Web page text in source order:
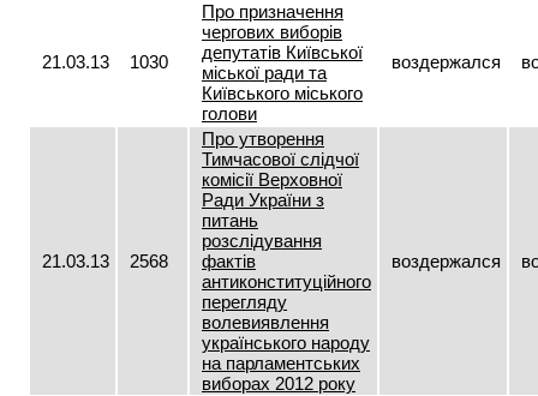
21.03.13 1030
Про призначення
чергових виборів
депутатів Київської
міської ради та
Київського міського
голови
воздержался
21.03.13 2568
Про утворення
Тимчасової слідчої
комісії Верховної
Ради України з
питань
розслідування
фактів
антиконституційного
перегляду
волевиявлення
українського народу
на парламентських
виборах 2012 року
воздержался